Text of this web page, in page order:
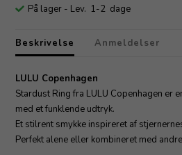
På lager - Lev. 1-2 dage
Beskrivelse Anmeldelser
LULU Copenhagen
Stardust Ring fra LULU Copenhagen er
med et funklende udtryk.
Et stilrent smykke inspireret af
Perfekt alene eller kombineret med